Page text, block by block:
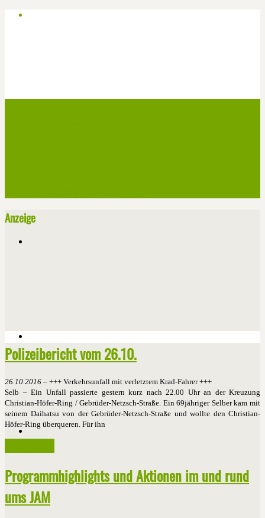
Anzeige
Polizeibericht vom 26.10.
26.10.2016 – +++ Verkehrsunfall mit verletztem Krad-Fahrer +++
Selb – Ein Unfall passierte gestern kurz nach 22.00 Uhr an der Kreuzung
Christian-Höfer-Ring / Gebrüder-Netzsch-Straße. Ein 69jähriger Selber kam mit
seinem Daihatsu von der Gebrüder-Netzsch-Straße und wollte den Christian-
Höfer-Ring überqueren. Für ihn
Programmhighlights und Aktionen im und rund
ums JAM